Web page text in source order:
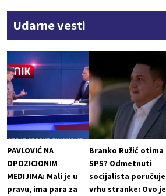
Udarne vesti
PAVLOVIĆ NA
OPOZICIONIM
MEDIJIMA: Mali je u
pravu, ima para za
Branko Ružić otima
SPS? Odmetnuti
socijalista poručuje
vrhu stranke: Ovo je